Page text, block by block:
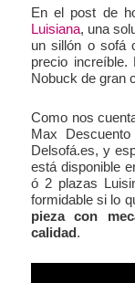
En el post de
Luisiana, una
un sillón o sofá
precio
Nobuck de gran
Como nos
Max
Delsofá.es, y
está disponible
ó 2 plazas
formidable si lo
pieza con
calidad.